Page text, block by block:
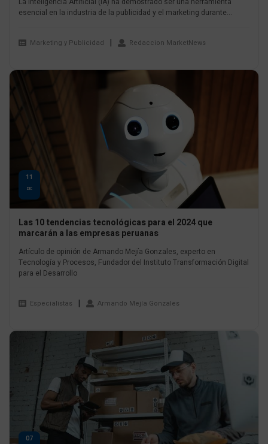
esencial en la industria de la publicidad y el marketing durante...
Marketing y Publicidad Redaccion MarketNews
11
DIC
Las 10 tendencias tecnológicas para el 2024 que
marcarán a las empresas peruanas
Artículo de opinión de Armando Mejía Gonzales, experto en
Tecnología y Procesos, Fundador del Instituto Transformación Digital
para el Desarrollo
Especialistas Armando Mejía Gonzales
07